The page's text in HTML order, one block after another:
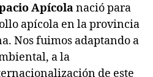
Apícolanació para
apícola en la provincia
Nos fuimos adaptando a
a la
de este